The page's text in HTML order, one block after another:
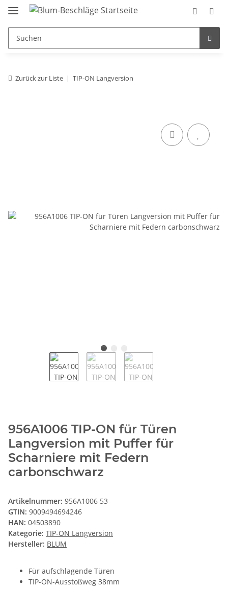
Zurück zur Liste TIP-ON Langversion
956A1006 TIP-ON für Türen
Langversion mit Puffer für
Scharniere mit Federn
carbonschwarz
Artikelnummer: 956A1006 53
GTIN: 9009494694246
HAN: 04503890
Kategorie: TIP-ON Langversion
Hersteller: BLUM
Für aufschlagende Türen
TIP-ON-Ausstoßweg 38mm